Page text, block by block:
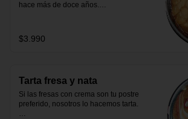
hace más de doce años.
$3.990
Tarta fresa y nata
Si las fresas con crema son tu postre
preferido, nosotros lo hacemos tarta.